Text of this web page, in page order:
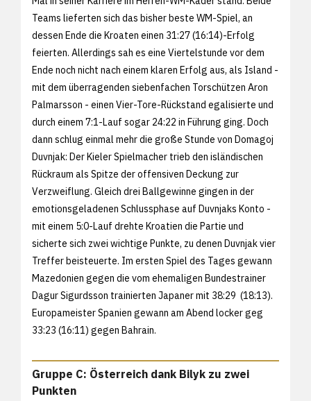
Teams lieferten sich das bisher beste WM-Spiel, an
dessen Ende die Kroaten einen 31:27 (16:14)-Erfolg
feierten. Allerdings sah es eine Viertelstunde vor dem
Ende noch nicht nach einem klaren Erfolg aus, als Island -
mit dem überragenden siebenfachen Torschützen Aron
Palmarsson - einen Vier-Tore-Rückstand egalisierte und
durch einem 7:1-Lauf sogar 24:22 in Führung ging. Doch
dann schlug einmal mehr die große Stunde von Domagoj
Duvnjak: Der Kieler Spielmacher trieb den isländischen
Rückraum als Spitze der offensiven Deckung zur
Verzweiflung. Gleich drei Ballgewinne gingen in der
emotionsgeladenen Schlussphase auf Duvnjaks Konto -
mit einem 5:0-Lauf drehte Kroatien die Partie und
sicherte sich zwei wichtige Punkte, zu denen Duvnjak vier
Treffer beisteuerte. Im ersten Spiel des Tages gewann
Mazedonien gegen die vom ehemaligen Bundestrainer
Dagur Sigurdsson trainierten Japaner mit 38:29 (18:13).
Europameister Spanien gewann am Abend locker geg
33:23 (16:11) gegen Bahrain.
Gruppe C: Österreich dank Bilyk zu zwei
Punkten